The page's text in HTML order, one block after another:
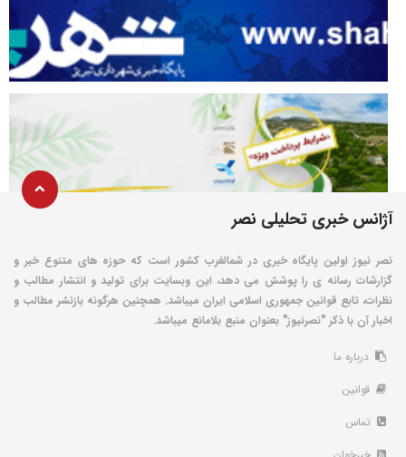
آژانس خبری تحلیلی نصر
نصر نیوز اولین پایگاه خبری در شمالغرب کشور است که حوزه های متنوع خبر و
گزارشات رسانه ی را پوشش می دهد، این وبسایت برای تولید و انتشار مطالب و
نظرات، تابع قوانین جمهوری اسلامی ایران میباشد. همچنین هرگونه بازنشر مطالب و
اخبار آن با ذکر "نصرنیوز" بعنوان منبع بلامانع میباشد.
درباره ما
قوانین
تماس